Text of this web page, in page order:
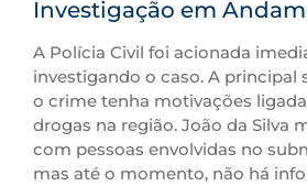
Investigação em
A Polícia Civil foi acionada
investigando o caso. A principal
o crime tenha motivações
drogas na região. João da Silva
com pessoas envolvidas no
mas até o momento, não há